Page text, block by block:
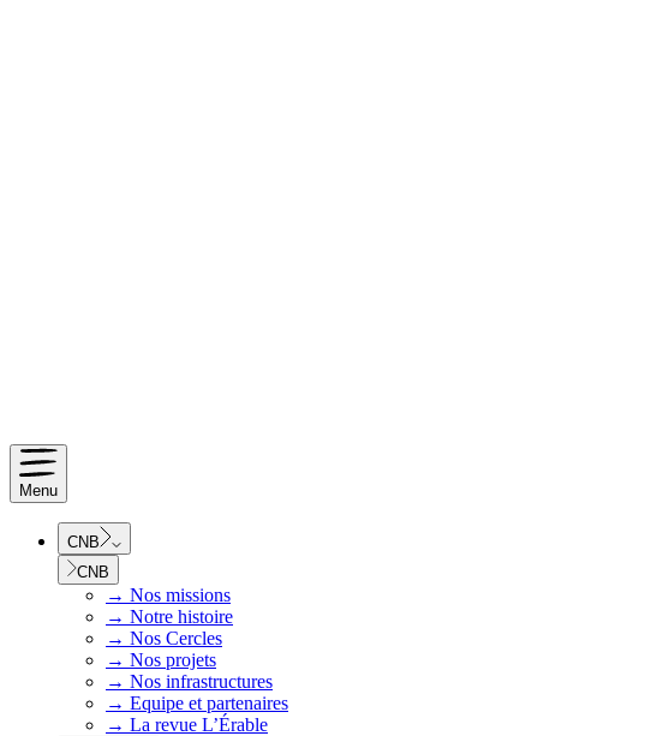
Menu
CNB
CNB
→ Nos missions
→ Notre histoire
→ Nos Cercles
→ Nos projets
→ Nos infrastructures
→ Equipe et partenaires
→ La revue L’Érable